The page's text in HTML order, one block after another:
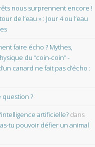
nous surprennent encore !
de l’eau » : Jour 4 ou l’eau
faire écho ? Mythes,
du “coin-coin” -
canard ne fait pas d’écho :
question ?
artificielle? dans
tu pouvoir défier un animal